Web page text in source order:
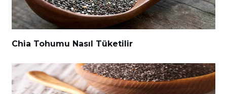
Chia Tohumu Nasıl Tüketilir